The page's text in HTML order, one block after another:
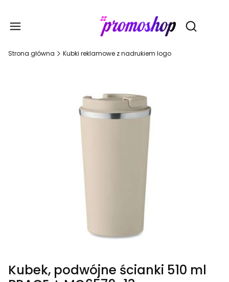
Otwórz
Strona główna Kubki reklamowe z nadrukiem logo
Kubek, podwójne ścianki 510 ml